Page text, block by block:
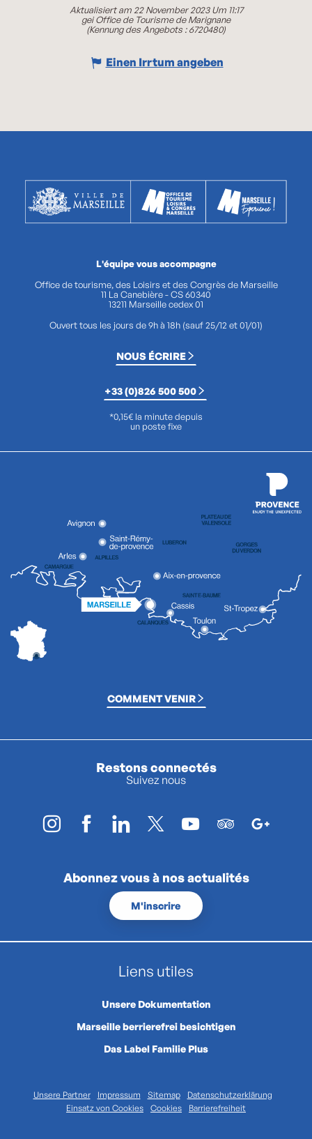
Aktualisiert am 22 November 2023 Um 11:17
gei Office de Tourisme de Marignane
(Kennung des Angebots :6720480)
Einen Irrtum angeben
L'équipe vous accompagne
Office de tourisme, des Loisirs et des Congrès de Marseille
11 La Canebière - CS 60340
13211 Marseille cedex 01
Ouvert tous les jours de 9h à 18h (sauf 25/12 et 01/01)
NOUS ÉCRIRE
+33 (0)826 500 500
*0,15€ la minute depuis
un poste fixe
COMMENT VENIR
Restons connectés
Suivez nous
Abonnez vous à nos actualités
M'inscrire
Liens utiles
Unsere Dokumentation
Marseille berrierefrei besichtigen
Das Label Familie Plus
Unsere Partner Impressum Sitemap
Datenschutzerklärung
Einsatz von Cookies
Cookies Barrierefreiheit